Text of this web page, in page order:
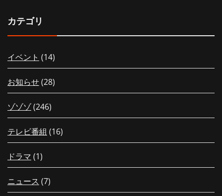
カテゴリ
イベント (14)
お知らせ(28)
ゾゾゾ(246)
テレビ番組 (16)
ドラマ (1)
ニュース (7)